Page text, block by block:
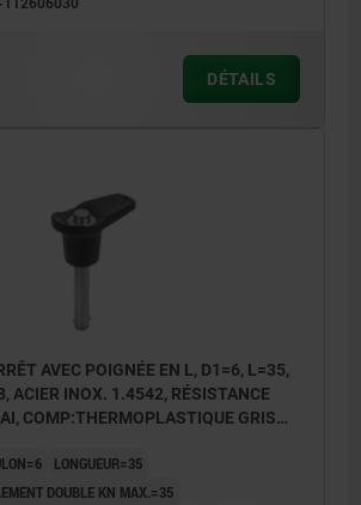
DÉTAILS
AVEC POIGNÉE EN L, D1=6, L=35,
ACIER INOX. 1.4542, RÉSISTANCE
COMP:THERMOPLASTIQUE GRIS
LONGUEUR=35
DOUBLE KN MAX.=35